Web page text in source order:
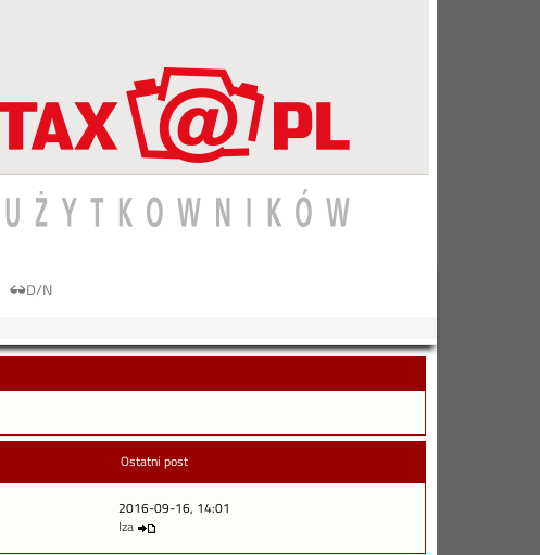
D/N
Ostatni post
2016-09-16, 14:01
Iza